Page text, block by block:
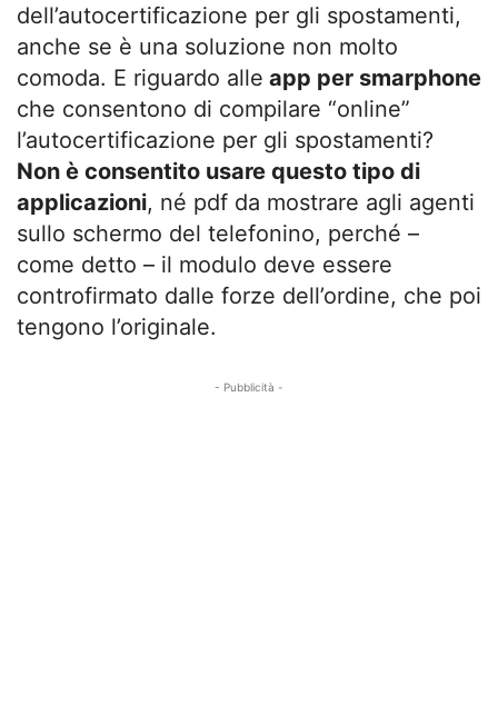
dell’autocertificazione per gli spostamenti,
anche se è una soluzione non molto
comoda. E riguardo alle app per smarphone
che consentono di compilare “online”
l’autocertificazione per gli spostamenti?
Non è consentito usare questo tipo di
applicazioni, né pdf da mostrare agli agenti
sullo schermo del telefonino, perché –
come detto – il modulo deve essere
controfirmato dalle forze dell’ordine, che poi
tengono l’originale.
- Pubblicità -